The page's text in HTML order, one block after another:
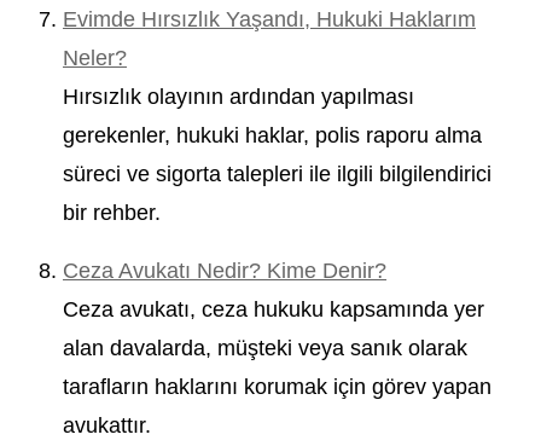
Evimde Hırsızlık Yaşandı, Hukuki Haklarım
Neler?
Hırsızlık olayının ardından yapılması
gerekenler, hukuki haklar, polis raporu alma
süreci ve sigorta talepleri ile ilgili bilgilendirici
bir rehber.
Ceza Avukatı Nedir? Kime Denir?
Ceza avukatı, ceza hukuku kapsamında yer
alan davalarda, müşteki veya sanık olarak
tarafların haklarını korumak için görev yapan
avukattır.